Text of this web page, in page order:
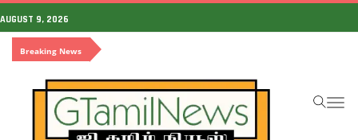
AUGUST 9, 2026
Breaking News